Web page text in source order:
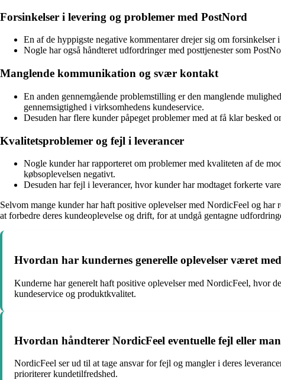
Forsinkelser i levering og problemer med PostNord
En af de hyppigste negative kommentarer drejer sig om
Nogle har også håndteret udfordringer med posttjenester som
Manglende kommunikation og svær kontakt
En anden gennemgående problemstilling er den manglende
gennemsigtighed i virksomhedens kundeservice.
Desuden har flere kunder påpeget problemer med at få klar
Kvalitetsproblemer og fejl i leverancer
Nogle kunder har rapporteret om problemer med kvaliteten af de
købsoplevelsen negativt.
Desuden har fejl i leverancer, hvor kunder har modtaget forkerte
Selvom mange kunder har haft positive oplevelser med NordicFeel og
at forbedre deres kundeoplevelse og drift, for at undgå gentagne
Hvordan har kundernes generelle oplevelser været
Kunderne har generelt haft positive oplevelser med NordicFeel, hvor
kundeservice og produktkvalitet.
Hvordan håndterer NordicFeel eventuelle fejl eller
NordicFeel ser ud til at tage ansvar for fejl og mangler i deres
prioriterer kundetilfredshed.